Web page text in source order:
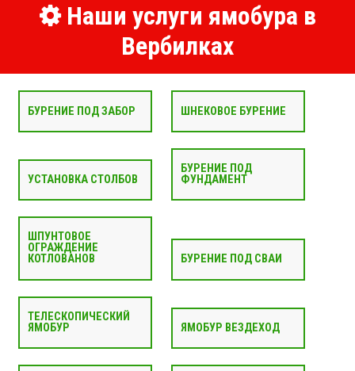
Наши услуги ямобура в
Вербилках
БУРЕНИЕ ПОД ЗАБОР ШНЕКОВОЕ БУРЕНИЕ
УСТАНОВКА СТОЛБОВ
БУРЕНИЕ ПОД
ФУНДАМЕНТ
ШПУНТОВОЕ
ОГРАЖДЕНИЕ
КОТЛОВАНОВ
БУРЕНИЕ ПОД СВАИ
ТЕЛЕСКОПИЧЕСКИЙ
ЯМОБУР
ЯМОБУР ВЕЗДЕХОД